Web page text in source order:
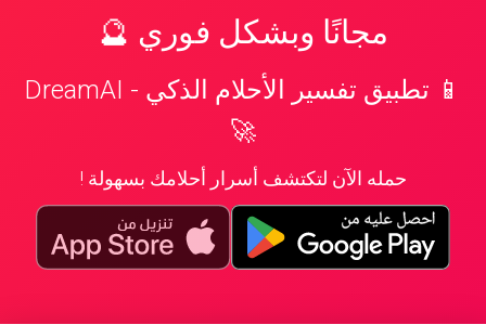
مجانًا وبشكل فوري 🔮
📱 تطبيق تفسير الأحلام الذكي - DreamAI
🚀
حمله الآن لتكتشف أسرار أحلامك بسهولة !